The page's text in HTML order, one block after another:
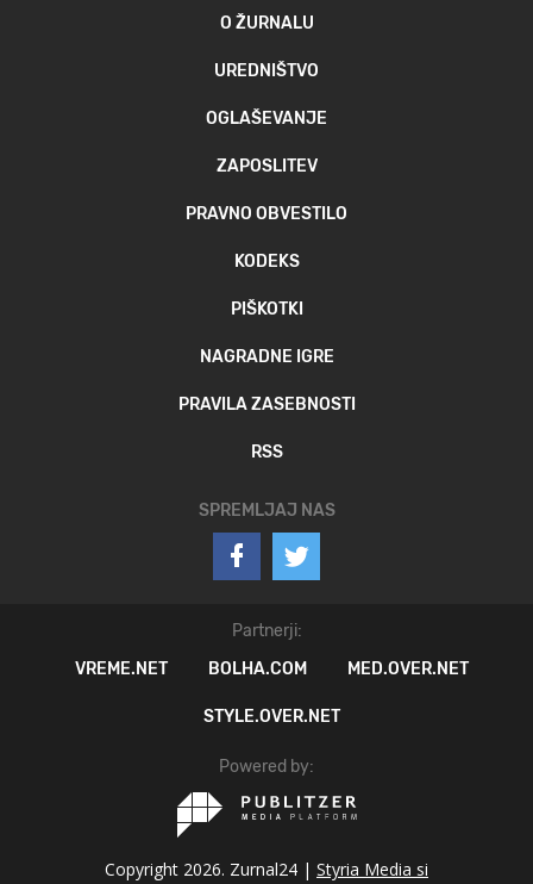
O ŽURNALU
UREDNIŠTVO
OGLAŠEVANJE
ZAPOSLITEV
PRAVNO OBVESTILO
KODEKS
PIŠKOTKI
NAGRADNE IGRE
PRAVILA ZASEBNOSTI
RSS
SPREMLJAJ NAS
Partnerji:
VREME.NET
BOLHA.COM MED.OVER.NET
STYLE.OVER.NET
Powered by:
Copyright 2026. Zurnal24 | Styria Media si